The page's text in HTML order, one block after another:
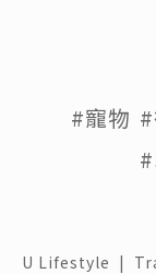
#寵物
U Lifestyle |